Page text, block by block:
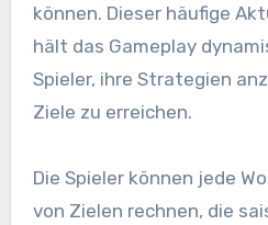
können. Dieser häufige
hält das Gameplay
Spieler, ihre Strategien
Ziele zu erreichen.
Die Spieler können jede
von Zielen rechnen, die